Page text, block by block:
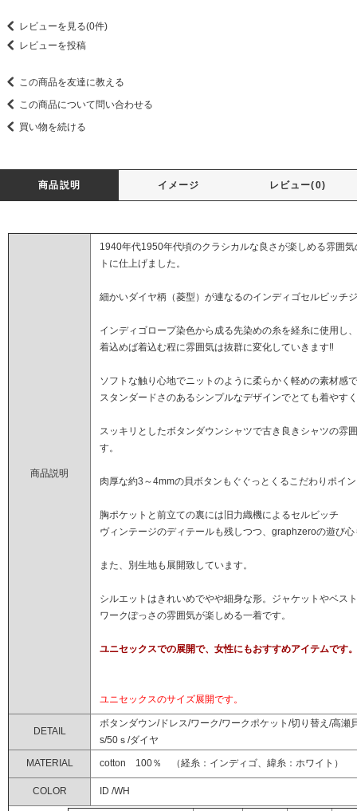
レビューを見る(0件)
レビューを投稿
この商品を友達に教える
この商品について問い合わせる
買い物を続ける
商品説明 イメージ レビュー(0)
商品説明
1940年代1950年代頃のクラシカルな良さが楽しめる雰囲
トに仕上げました。
細かいダイヤ柄（菱型）が連なるのインディゴセルビッチ
インディゴロープ染色から成る先染めの糸を経糸に使用し
着込めば着込む程に雰囲気は抜群に変化していきます‼️
ソフトな触り心地でニットのように柔らかく軽めの素材感
スタンダードさのあるシンプルなデザインでとても着やす
スッキリとしたボタンダウンシャツで 古き良きシャツの雰
す。
肉厚な約3～4mmの貝ボタンもぐぐっとくるこだわりポイ
胸ポケットと前立ての裏には旧力織機によるセルビッチ
ヴィンテージのディテールも残しつつ、graphzeroの遊び
また、別生地も展開致しています。
シルエットはきれいめでやや細身な形。ジャケットやベス
ワークぽっさの雰囲気が楽しめる一着です。
ユニセックスでの展開で、女性にもおすすめアイテムです。
ユニセックスのサイズ展開です。
DETAIL
ボタンダウン/ドレス/ワーク/ワークポケット/切り替え/高
s/50ｓ/ダイヤ
MATERIAL cotton 100％ （経糸：インディゴ、緯糸：ホワイト）
COLOR ID /WH